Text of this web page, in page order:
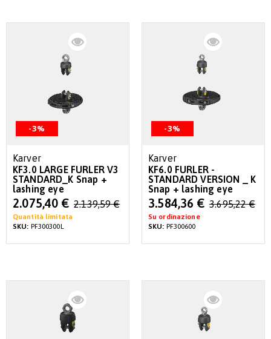
-3%
Karver
KF3.0 LARGE FURLER V3
STANDARD_K Snap +
lashing eye
Special
Price
2.075,40 € 2.139,59 €
Quantità limitata
SKU: PF300300L
-3%
Karver
KF6.0 FURLER -
STANDARD VERSION _ K
Snap + lashing eye
Special
Price
3.584,36 € 3.695,22 €
Su ordinazione
SKU: PF300600